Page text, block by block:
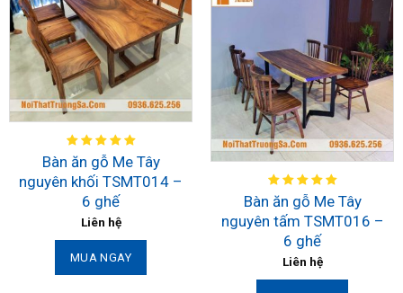
Bàn ăn gỗ Me Tây
nguyên khối TSMT014 –
6 ghế
Liên hệ
MUA NGAY
Bàn ăn gỗ Me Tây
nguyên tấm TSMT016 –
6 ghế
Liên hệ